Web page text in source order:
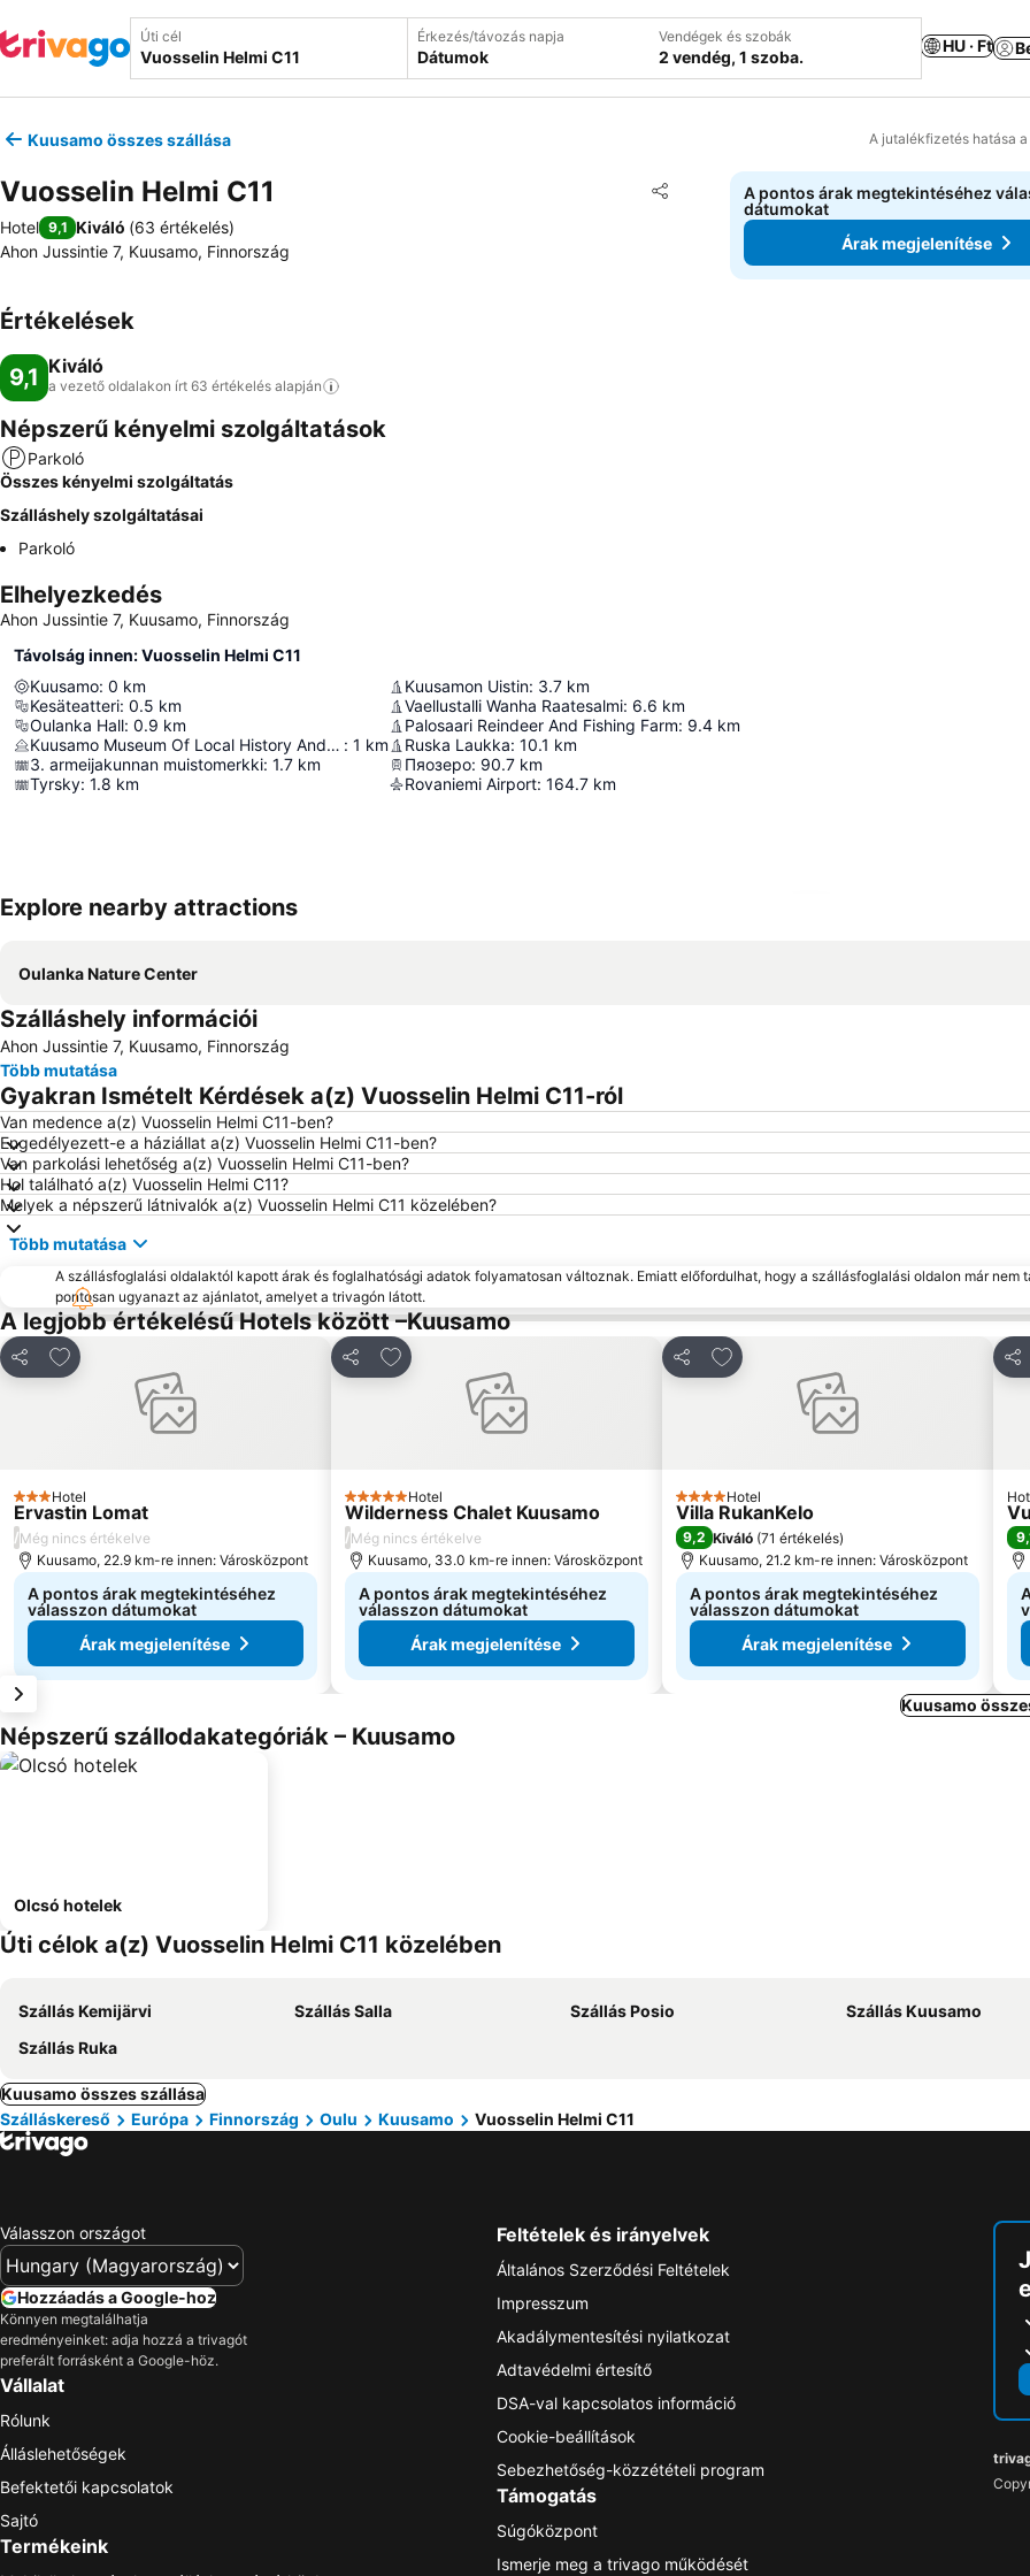
Úti cél Érkezés/távozás napja
Dátumok
Vendégek és szobák
2 vendég, 1 szoba.
HU · Ft
Kuusamo összes szállása A jutalékfizetés hatása
Vuosselin Helmi C11 Megosztás
Hozzáadás a kedvencekhez
Hotel 9,1 Kiváló (63 értékelés)
Ahon Jussintie 7, Kuusamo, Finnország
A pontos árak megtekintéséhez
dátumokat
Árak megjelenítése
Értékelések
9,1 Kiváló
a vezető oldalakon írt 63 értékelés alapján
Népszerű kényelmi szolgáltatások
Parkoló
Összes kényelmi szolgáltatás
Szálláshely szolgáltatásai
Parkoló
Elhelyezkedés
Ahon Jussintie 7, Kuusamo, Finnország
Távolság innen: Vuosselin Helmi C11
Kuusamo: 0 km
Kesäteatteri: 0.5 km
Oulanka Hall: 0.9 km
Kuusamo Museum Of Local History And Culture : 1 km
3. armeijakunnan muistomerkki: 1.7 km
Tyrsky: 1.8 km
Kuusamon Uistin: 3.7 km
Vaellustalli Wanha Raatesalmi: 6.6 km
Palosaari Reindeer And Fishing Farm: 9.4 km
Ruska Laukka: 10.1 km
Пяозеро: 90.7 km
Rovaniemi Airport: 164.7 km
Explore nearby attractions
Oulanka Nature Center
Szálláshely információi
Ahon Jussintie 7, Kuusamo, Finnország
Több mutatása
Gyakran Ismételt Kérdések a(z) Vuosselin Helmi C11-ról
Van medence a(z) Vuosselin Helmi C11-ben?
Engedélyezett-e a háziállat a(z) Vuosselin Helmi C11-ben?
Van parkolási lehetőség a(z) Vuosselin Helmi C11-ben?
Hol található a(z) Vuosselin Helmi C11?
Melyek a népszerű látnivalók a(z) Vuosselin Helmi C11 közelében?
Több mutatása
A szállásfoglalási oldalaktól kapott árak és foglalhatósági adatok folyamatosan változnak. Emiatt előfordulhat, hogy a szállásfoglalási oldalon már nem
pontosan ugyanazt az ajánlatot, amelyet a trivagón látott.
A legjobb értékelésű Hotels között –Kuusamo
Megosztás
Hozzáadás a kedvencekhez
3 Kategória
Hotel
Ervastin Lomat
/Még nincs értékelve
Kuusamo, 22.9 km-re innen: Városközpont
A pontos árak megtekintéséhez
válasszon dátumokat
Árak megjelenítése
Megosztás
Hozzáadás a kedvencekhez
5 Kategória
Hotel
Wilderness Chalet Kuusamo
/Még nincs értékelve
Kuusamo, 33.0 km-re innen: Városközpont
A pontos árak megtekintéséhez
válasszon dátumokat
Árak megjelenítése
Megosztás
Hozzáadás a kedvencekhez
4 Kategória
Hotel
Villa RukanKelo
9,2 Kiváló (71 értékelés)
Kuusamo, 21.2 km-re innen: Városközpont
A pontos árak megtekintéséhez
válasszon dátumokat
Árak megjelenítése
Kuusamo
Népszerű szállodakategóriák – Kuusamo
Olcsó hotelek
Úti célok a(z) Vuosselin Helmi C11 közelében
Szállás Kemijärvi Szállás Salla Szállás Posio
Szállás Kuusamo
Szállás Ruka
Kuusamo összes szállása
Szálláskereső
Európa Finnország Oulu Kuusamo Vuosselin Helmi C11
Válasszon országot
Hozzáadás a Google-hoz
Könnyen megtalálhatja
eredményeinket: adja hozzá a trivagót
preferált forrásként a Google-höz.
Vállalat
Rólunk
Álláslehetőségek
Befektetői kapcsolatok
Sajtó
Termékeink
Feltételek és irányelvek
Általános Szerződési Feltételek
Impresszum
Akadálymentesítési nyilatkozat
Adtavédelmi értesítő
DSA-val kapcsolatos információ
Cookie-beállítások
Sebezhetőség-közzétételi program
Támogatás
Súgóközpont
Ismerje meg a trivago működését